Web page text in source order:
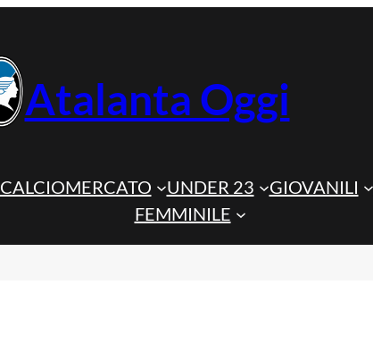
Atalanta Oggi
CALCIOMERCATO UNDER 23 GIOVANILI
FEMMINILE